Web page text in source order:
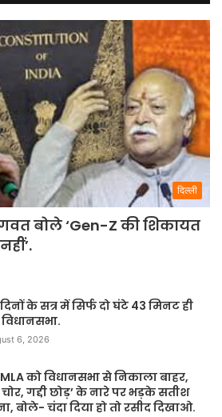
दिल्ली
बोले ‘Gen-Z की शिकायत
के सत्र में सिर्फ दो घंटे 43 मिनट ही
6, 2026
को विधानसभा से निकाला बाहर,
चोर, गद्दी छोड़’ के नारे पर भड़के सतीश
बोले- चंदा दिया हो तो रसीद दिखाओ.